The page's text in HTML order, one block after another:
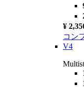
¥
コン
V4